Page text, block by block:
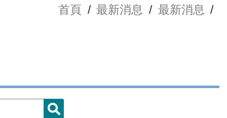
首頁 / 最新消息 / 最新消息 /